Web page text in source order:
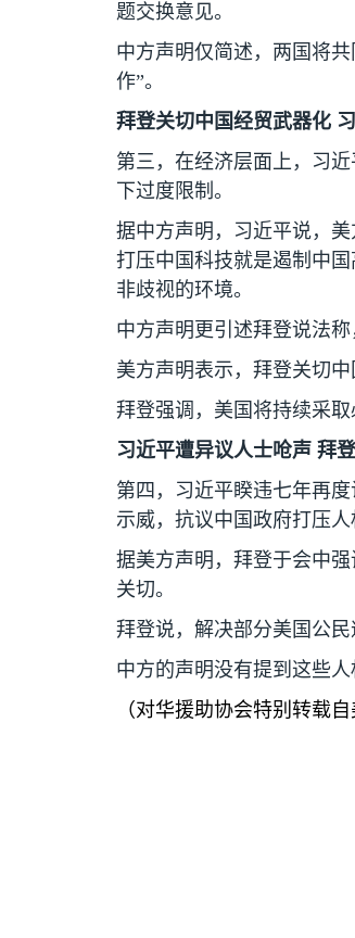
题交换意见。
中方声明仅简述，两国将
作”。
拜登关切中国经贸武器化
第三，在经济层面上，习
下过度限制。
据中方声明，习近平说，
打压中国科技就是遏制中
非歧视的环境。
中方声明更引述拜登说法
美方声明表示，拜登关切
拜登强调，美国将持续采
习近平遭异议人士呛声 拜
第四，习近平睽违七年再
示威，抗议中国政府打压人
据美方声明，拜登于会中
关切。
拜登说，解决部分美国公
中方的声明没有提到这些人
（对华援助协会特别转载自